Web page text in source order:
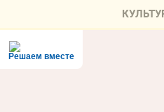
Решаем вместе